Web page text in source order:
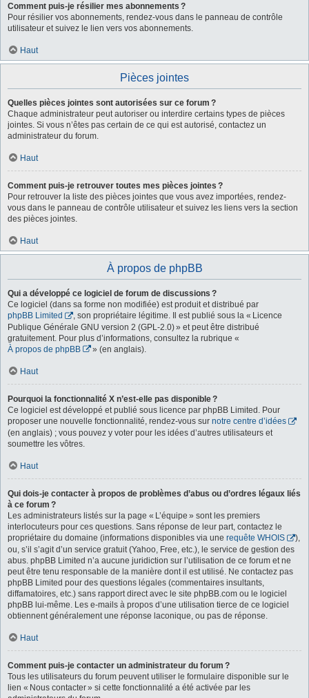
Comment puis-je résilier mes abonnements ?
Pour résilier vos abonnements, rendez-vous dans le panneau de contrôle
utilisateur et suivez le lien vers vos abonnements.
Haut
Pièces jointes
Quelles pièces jointes sont autorisées sur ce forum ?
Chaque administrateur peut autoriser ou interdire certains types de pièces
jointes. Si vous n’êtes pas certain de ce qui est autorisé, contactez un
administrateur du forum.
Haut
Comment puis-je retrouver toutes mes pièces jointes ?
Pour retrouver la liste des pièces jointes que vous avez importées, rendez-
vous dans le panneau de contrôle utilisateur et suivez les liens vers la section
des pièces jointes.
Haut
À propos de phpBB
Qui a développé ce logiciel de forum de discussions ?
Ce logiciel (dans sa forme non modifiée) est produit et distribué par
phpBB Limited
, son propriétaire légitime. Il est publié sous la « Licence
Publique Générale GNU version 2 (GPL-2.0) » et peut être distribué
gratuitement. Pour plus d’informations, consultez la rubrique «
À propos de phpBB
» (en anglais).
Haut
Pourquoi la fonctionnalité X n’est-elle pas disponible ?
Ce logiciel est développé et publié sous licence par phpBB Limited. Pour
proposer une nouvelle fonctionnalité, rendez-vous sur notre centre d’idées
(en anglais) ; vous pouvez y voter pour les idées d’autres utilisateurs et
soumettre les vôtres.
Haut
Qui dois-je contacter à propos de problèmes d’abus ou d’ordres légaux liés
à ce forum ?
Les administrateurs listés sur la page « L’équipe » sont les premiers
interlocuteurs pour ces questions. Sans réponse de leur part, contactez le
propriétaire du domaine (informations disponibles via une requête WHOIS
),
ou, s’il s’agit d’un service gratuit (Yahoo, Free, etc.), le service de gestion des
abus. phpBB Limited n’a aucune juridiction sur l’utilisation de ce forum et ne
peut être tenu responsable de la manière dont il est utilisé. Ne contactez pas
phpBB Limited pour des questions légales (commentaires insultants,
diffamatoires, etc.) sans rapport direct avec le site phpBB.com ou le logiciel
phpBB lui-même. Les e-mails à propos d’une utilisation tierce de ce logiciel
obtiennent généralement une réponse laconique, ou pas de réponse.
Haut
Comment puis-je contacter un administrateur du forum ?
Tous les utilisateurs du forum peuvent utiliser le formulaire disponible sur le
lien « Nous contacter » si cette fonctionnalité a été activée par les